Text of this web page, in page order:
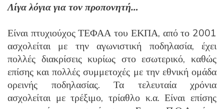
Λίγα λόγια για τον προπονητή…
Είναι πτυχιούχος ΤΕΦΑΑ του ΕΚΠΑ, από το 2001
ασχολείται με την αγωνιστική ποδηλασία, έχει
πολλές διακρίσεις κυρίως στο εσωτερικό, καθώς
επίσης και πολλές συμμετοχές με την εθνική ομάδα
ορεινής ποδηλασίας. Τα τελευταία χρόνια
ασχολείται με τρέξιμο, τρίαθλο κ.α. Είναι επίσης